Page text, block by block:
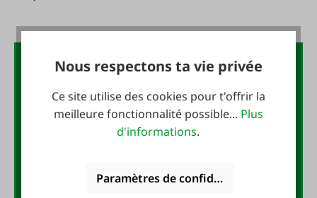
La lettre d'information FAIE :
10 € de bon d'achat
Inscrivez-vous maintenant à la
bon d'achat de 10 EUR !
Nous respectons ta vie privée
Ce site utilise des cookies pour t'offrir la
meilleure fonctionnalité possible... Plus
d'informations.
Paramètres de confidentialité